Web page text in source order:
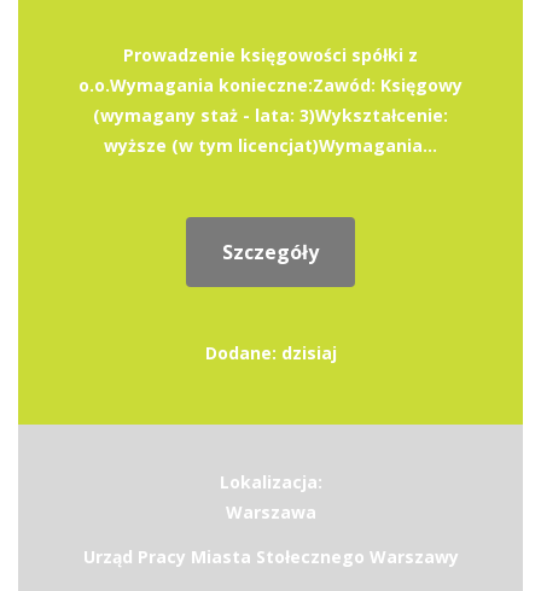
Prowadzenie księgowości spółki z
o.o.Wymagania konieczne:Zawód: Księgowy
(wymagany staż - lata: 3)Wykształcenie:
wyższe (w tym licencjat)Wymagania...
Szczegóły
Dodane: dzisiaj
Lokalizacja:
Warszawa
Urząd Pracy Miasta Stołecznego Warszawy